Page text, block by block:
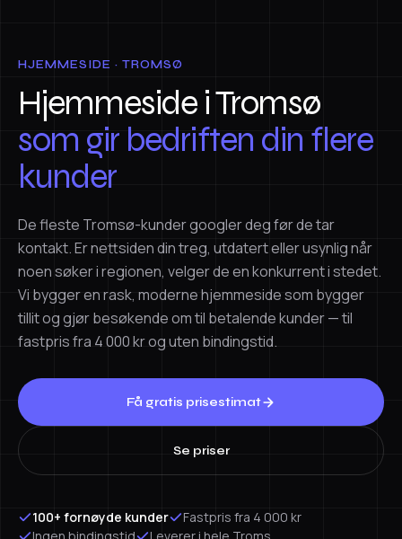
HJEMMESIDE · TROMSØ
Hjemmeside i Tromsø
som gir bedriften din flere
kunder
De fleste Tromsø-kunder googler deg før de tar
kontakt. Er nettsiden din treg, utdatert eller usynlig når
noen søker i regionen, velger de en konkurrent i stedet.
Vi bygger en rask, moderne hjemmeside som bygger
tillit og gjør besøkende om til betalende kunder — til
fastpris fra 4 000 kr og uten bindingstid.
Få gratis prisestimat
Se priser
100+ fornøyde kunder
Fastpris fra 4 000 kr